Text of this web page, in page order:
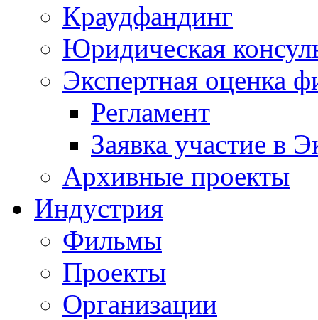
Краудфандинг
Юридическая
Экспертная оценка
Регламент
Заявка участие в
Архивные проекты
Индустрия
Фильмы
Проекты
Организации